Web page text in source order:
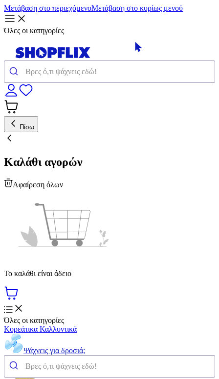
Μετάβαση στο περιεχόμενοΜετάβαση στο κυρίως μενού
Όλες οι κατηγορίες
Πίσω
Καλάθι αγορών
Αφαίρεση όλων
Το καλάθι είναι άδειο
Όλες οι κατηγορίες
Κορεάτικα Καλλυντικά
Ψάχνεις για δροσιά;